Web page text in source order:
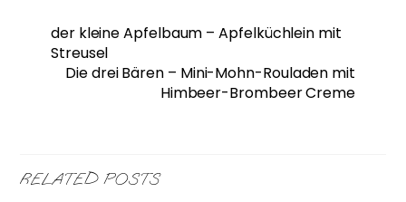
der kleine Apfelbaum – Apfelküchlein mit
Streusel
Die drei Bären – Mini-Mohn-Rouladen mit
Himbeer-Brombeer Creme
RELATED POSTS